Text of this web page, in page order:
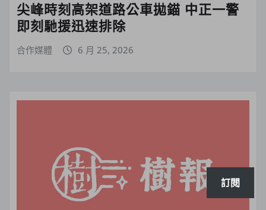
尖峰時刻高架道路公車拋錨 中正一警
即刻馳援迅速排除
合作媒體 6 月 25, 2026
訂閱